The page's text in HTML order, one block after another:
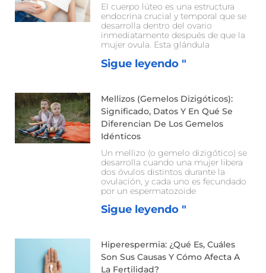
El cuerpo lúteo es una estructura
endocrina crucial y temporal que se
desarrolla dentro del ovario
inmediatamente después de que la
mujer ovula. Esta glándula
Sigue leyendo "
Mellizos (gemelos Dizigóticos):
Significado, Datos Y En Qué Se
Diferencian De Los Gemelos
Idénticos
Un mellizo (o gemelo dizigótico) se
desarrolla cuando una mujer libera
dos óvulos distintos durante la
ovulación, y cada uno es fecundado
por un espermatozoide
Sigue leyendo "
Hiperespermia: ¿Qué Es, Cuáles
Son Sus Causas Y Cómo Afecta A
La Fertilidad?